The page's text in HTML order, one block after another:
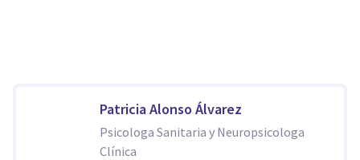
Patricia Alonso Álvarez
Psicologa Sanitaria y Neuropsicologa
Clínica